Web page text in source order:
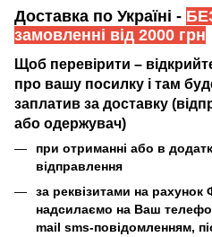
Доставка по Україні -
замовленні від 2000 грн
Щоб перевірити –
про вашу посилку і там
заплатив за доставку
або одержувач)
при отриманні або в
відправлення
за реквізитами на
надсилаємо на Ваш
mail sms-повідомленням,